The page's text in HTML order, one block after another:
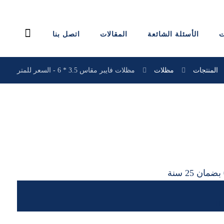
الأسئلة الشائعة المقالات اتصل بنا
المنتجات مظلات مظلات فايبر مقاس 3.5 * 6 - السعر للمتر